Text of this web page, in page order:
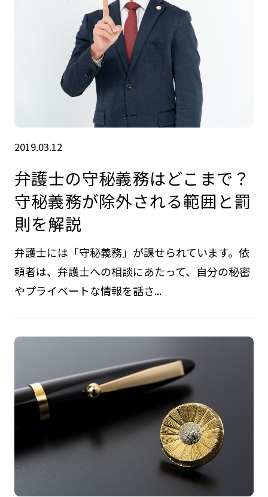
2019.03.12
弁護士の守秘義務はどこまで？
守秘義務が除外される範囲と罰
則を解説
弁護士には「守秘義務」が課せられています。依
頼者は、弁護士への相談にあたって、自分の秘密
やプライベートな情報を話さ...